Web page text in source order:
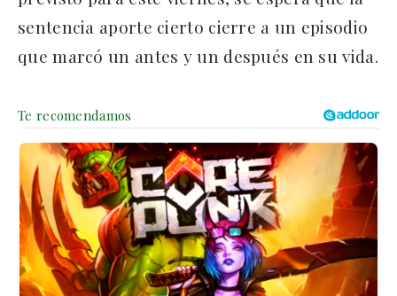
sentencia aporte cierto cierre a un episodio
que marcó un antes y un después en su vida.